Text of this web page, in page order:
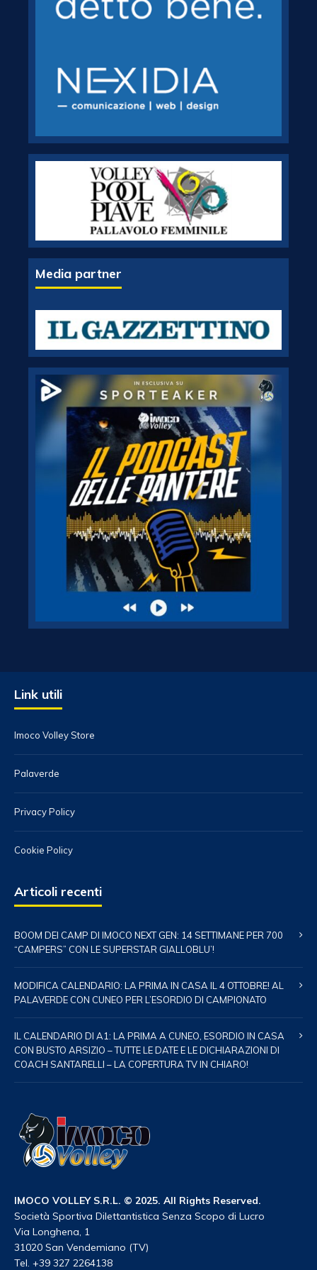
Media partner
Link utili
Imoco Volley Store
Palaverde
Privacy Policy
Cookie Policy
Articoli recenti
BOOM DEI CAMP DI IMOCO NEXT GEN: 14 SETTIMANE PER 700
“CAMPERS” CON LE SUPERSTAR GIALLOBLU’!
MODIFICA CALENDARIO: LA PRIMA IN CASA IL 4 OTTOBRE! AL
PALAVERDE CON CUNEO PER L’ESORDIO DI CAMPIONATO
IL CALENDARIO DI A1: LA PRIMA A CUNEO, ESORDIO IN CASA
CON BUSTO ARSIZIO – TUTTE LE DATE E LE DICHIARAZIONI DI
COACH SANTARELLI – LA COPERTURA TV IN CHIARO!
IMOCO VOLLEY S.R.L. © 2025. All Rights Reserved.
Società Sportiva Dilettantistica Senza Scopo di Lucro
Via Longhena, 1
31020 San Vendemiano (TV)
Tel. +39 327 2264138